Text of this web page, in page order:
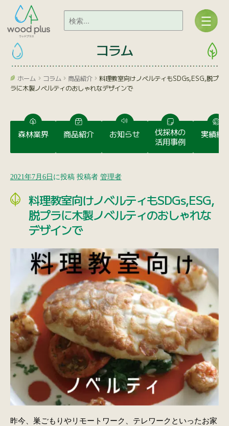
コラム
ホーム コラム 商品紹介
料理教室向けノベルティもSDGs,ESG,脱プ
ラに木製ノベルティのおしゃれなデザインで
森林業界 商品紹介 お知らせ
伐採林の
活用事例
実績紹
2021年7月6日 に投稿 投稿者 管理者
料理教室向けノベルティもSDGs,ESG,
脱プラに木製ノベルティのおしゃれな
デザインで
昨今、巣ごもりやリモートワーク、テレワークといったお家